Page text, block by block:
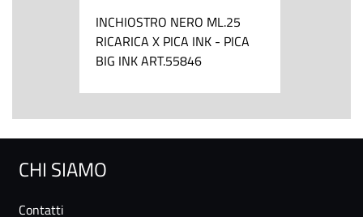
INCHIOSTRO NERO ML.25
RICARICA X PICA INK - PICA
BIG INK ART.55846
CHI SIAMO
Contatti